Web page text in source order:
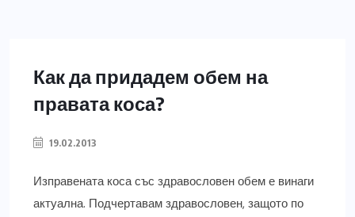
Как да придадем обем на
правата коса?
19.02.2013
Изправената коса със здравословен обем е винаги
актуална. Подчертавам здравословен, защото по